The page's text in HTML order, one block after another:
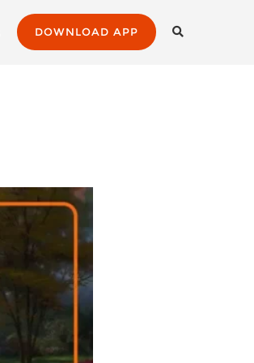
DOWNLOAD APP